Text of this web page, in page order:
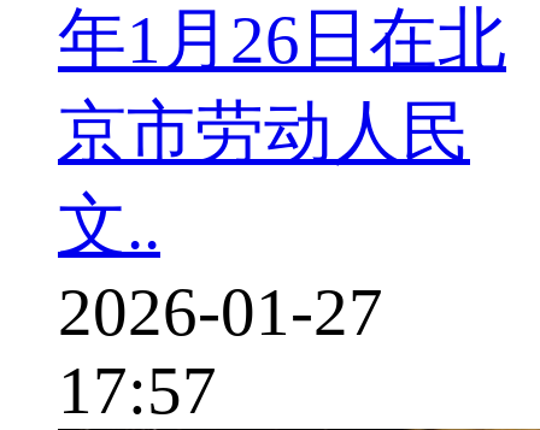
年1月26日在北
京市劳动人民
文..
2026-01-27
17:57